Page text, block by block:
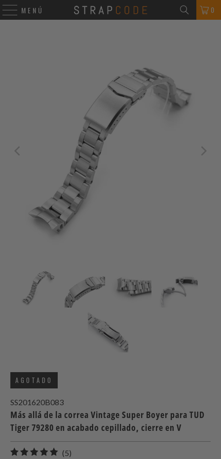
MENÚ 0
AGOTADO
SS201620B083
Más allá de la correa Vintage Super Boyer para TUD
Tiger 79280 en acabado cepillado, cierre en V
(5)